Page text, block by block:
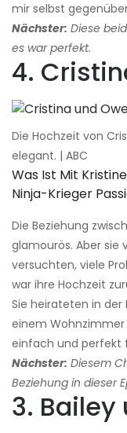
mir selbst
Nächster: Diese
es war perfekt.
4.
Die Hochzeit von
elegant. | ABC
Was Ist Mit
Ninja-Krieger
Die Beziehung
glamourös. Aber sie
versuchten, viele
war ihre Hochzeit
Sie heirateten in der
einem Wohnzimmer
einfach und perfekt
Nächster: Diesem
Beziehung in dieser
3. Bailey